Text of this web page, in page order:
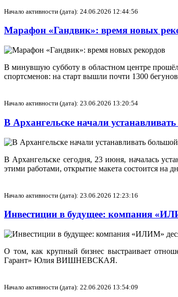
Начало активности (дата): 24.06.2026 12:44:56
Марафон «Гандвик»: время новых
В минувшую субботу в областном центре
спортсменов: на старт вышли почти 1300
Начало активности (дата): 23.06.2026 13:20:54
В Архангельске начали
В Архангельске сегодня, 23 июня, началась
этими работами, открытие макета состоится на
Начало активности (дата): 23.06.2026 12:23:16
Инвестиции в будущее: компания
О том, как крупный бизнес выстраивает
Гарант» Юлия ВИШНЕВСКАЯ.
Начало активности (дата): 22.06.2026 13:54:09